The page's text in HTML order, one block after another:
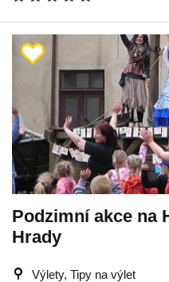
Podzimní akce na
Hrady
Výlety, Tipy na výlet